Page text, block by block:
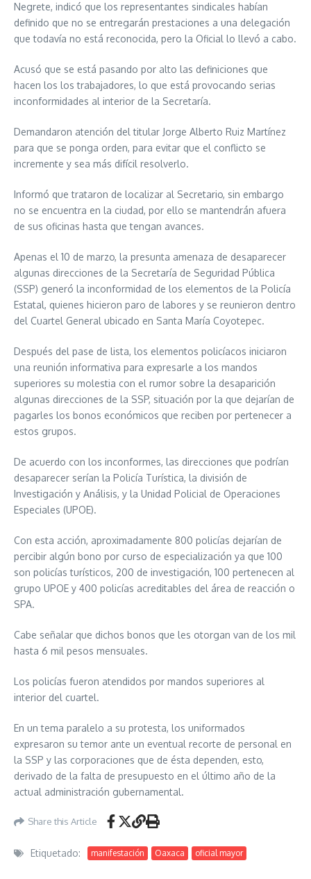
Negrete, indicó que los representantes sindicales habían
definido que no se entregarán prestaciones a una delegación
que todavía no está reconocida, pero la Oficial lo llevó a cabo.
Acusó que se está pasando por alto las definiciones que
hacen los los trabajadores, lo que está provocando serias
inconformidades al interior de la Secretaría.
Demandaron atención del titular Jorge Alberto Ruiz Martínez
para que se ponga orden, para evitar que el conflicto se
incremente y sea más difícil resolverlo.
Informó que trataron de localizar al Secretario, sin embargo
no se encuentra en la ciudad, por ello se mantendrán afuera
de sus oficinas hasta que tengan avances.
Apenas el 10 de marzo, la presunta amenaza de desaparecer
algunas direcciones de la Secretaría de Seguridad Pública
(SSP) generó la inconformidad de los elementos de la Policía
Estatal, quienes hicieron paro de labores y se reunieron dentro
del Cuartel General ubicado en Santa María Coyotepec.
Después del pase de lista, los elementos policíacos iniciaron
una reunión informativa para expresarle a los mandos
superiores su molestia con el rumor sobre la desaparición
algunas direcciones de la SSP, situación por la que dejarían de
pagarles los bonos económicos que reciben por pertenecer a
estos grupos.
De acuerdo con los inconformes, las direcciones que podrían
desaparecer serían la Policía Turística, la división de
Investigación y Análisis, y la Unidad Policial de Operaciones
Especiales (UPOE).
Con esta acción, aproximadamente 800 policías dejarían de
percibir algún bono por curso de especialización ya que 100
son policías turísticos, 200 de investigación, 100 pertenecen al
grupo UPOE y 400 policías acreditables del área de reacción o
SPA.
Cabe señalar que dichos bonos que les otorgan van de los mil
hasta 6 mil pesos mensuales.
Los policías fueron atendidos por mandos superiores al
interior del cuartel.
En un tema paralelo a su protesta, los uniformados
expresaron su temor ante un eventual recorte de personal en
la SSP y las corporaciones que de ésta dependen, esto,
derivado de la falta de presupuesto en el último año de la
actual administración gubernamental.
Share this Article
Etiquetado: manifestación Oaxaca oficial mayor